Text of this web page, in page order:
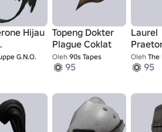
Hijau
G.N.O.
Topeng Dokter
Plague Coklat
Oleh 90s Tapes
95
Laurel
Oleh
95